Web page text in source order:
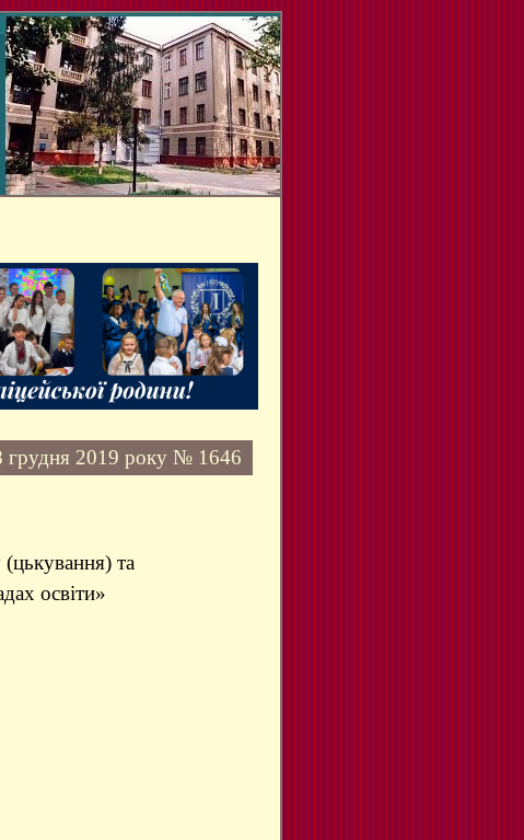
2019 року № 1646
(цькування) та
освіти»